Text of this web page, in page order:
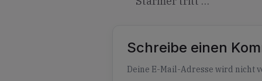
Schreibe einen
Deine E-Mail-Adresse wird nicht
Alternative: